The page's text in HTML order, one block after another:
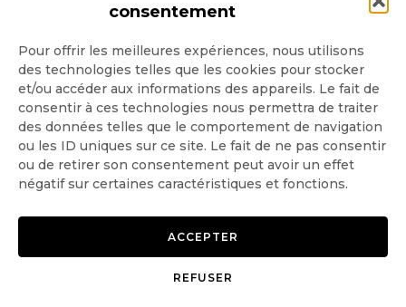
consentement
Pour offrir les meilleures expériences, nous utilisons
des technologies telles que les cookies pour stocker
et/ou accéder aux informations des appareils. Le fait de
consentir à ces technologies nous permettra de traiter
des données telles que le comportement de navigation
ou les ID uniques sur ce site. Le fait de ne pas consentir
ou de retirer son consentement peut avoir un effet
négatif sur certaines caractéristiques et fonctions.
ACCEPTER
REFUSER
Quotidienne
Hebdo
OK